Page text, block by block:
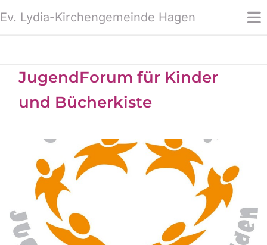
Ev. Lydia-Kirchengemeinde Hagen
JugendForum für Kinder
und Bücherkiste